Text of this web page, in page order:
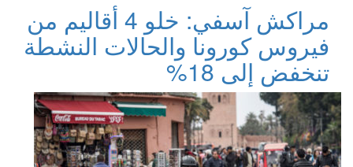
مراكش آسفي: خلو 4 أقاليم من
فيروس كورونا والحالات النشطة
تنخفض إلى 18%